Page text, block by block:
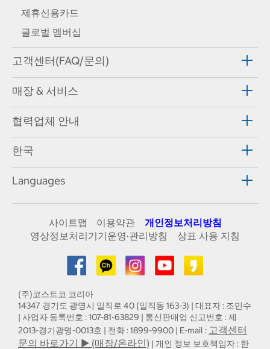
제휴신용카드
글로벌 멤버십
고객센터(FAQ/문의)
매장 & 서비스
협력업체 안내
한국
Languages
사이트맵 이용약관
개인정보처리방침
영상정보처리기기운영·관리방침
상표 사용 지침
(주)코스트코 코리아
14347 경기도 광명시 일직로 40 (일직동 163-3) | 대표자 : 조민수
| 사업자 등록번호 : 107-81-63829 | 통신판매업 신고번호 : 제
2013-경기광명-0013호 | 전화 : 1899-9900 | E-mail : 고객센터
문의 바로가기 ▶ (매장/온라인) | 개인 정보 보호책임자 : 한